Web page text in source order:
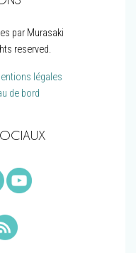
par Murasaki
reserved.
légales
de bord